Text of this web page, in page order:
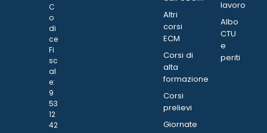
C
o
di
ce
Fi
sc
al
e:
9
53
12
42
Altri
corsi
ECM
Corsi di
alta
formazione
Corsi
prelievi
Giornate
lavoro
Albo
CTU
e
periti